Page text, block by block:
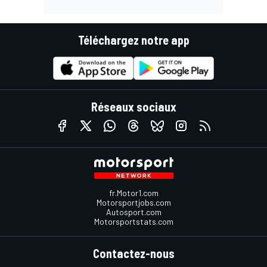
Téléchargez notre app
Réseaux sociaux
fr.Motor1.com
Motorsportjobs.com
Autosport.com
Motorsportstats.com
Contactez-nous